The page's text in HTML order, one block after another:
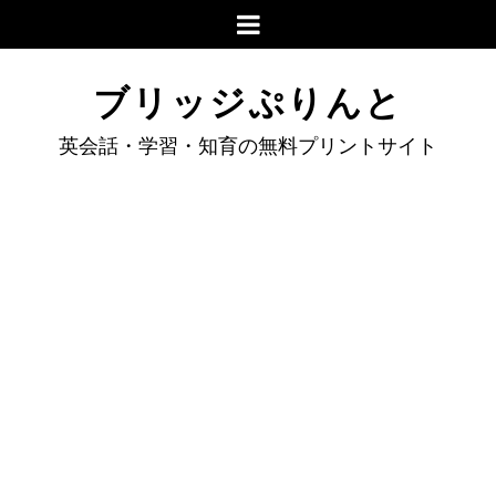
ブリッジぷりんと
英会話・学習・知育の無料プリントサイト